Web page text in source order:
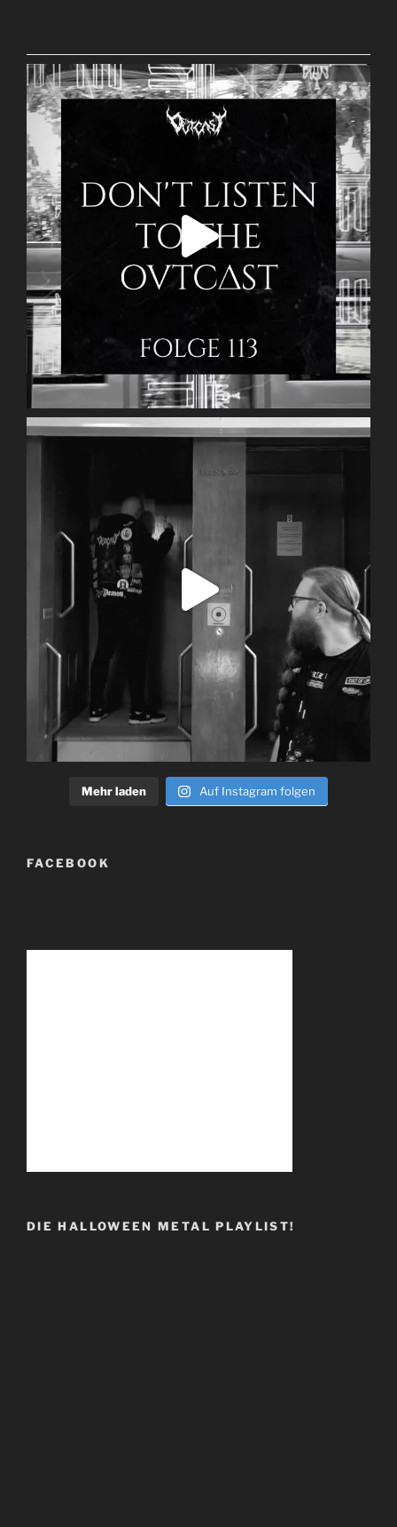
Mehr laden Auf Instagram folgen
FACEBOOK
DIE HALLOWEEN METAL PLAYLIST!